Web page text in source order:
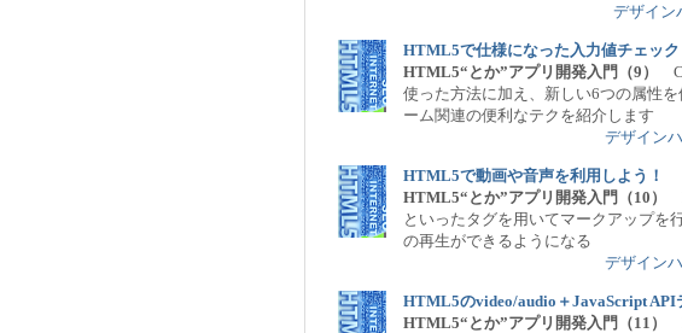
デザイン
HTML5で仕様になった入力値チェッ
HTML5“とか”アプリ開発入門（9）
使った方法に加え、新しい6つの属性
ーム関連の便利なテクを紹介します
デザイン
HTML5で動画や音声を利用しよう！
HTML5“とか”アプリ開発入門（10）
といったタグを用いてマークアップを
の再生ができるようになる
デザイン
HTML5のvideo/audio＋JavaScript API
HTML5“とか”アプリ開発入門（11）